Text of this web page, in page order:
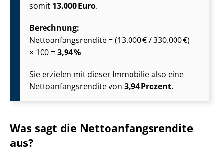
somit 13.000 Euro.
Berechnung:
Net­to­an­fangs­ren­di­te = (13.000 € / 330.000 €)
× 100 =3,94 %
Sie erzielen mit dieser Immobilie also eine
Net­to­an­fangs­ren­di­te von 3,94 Prozent.
Was sagt die Net­to­an­fangs­ren­di­te
aus?